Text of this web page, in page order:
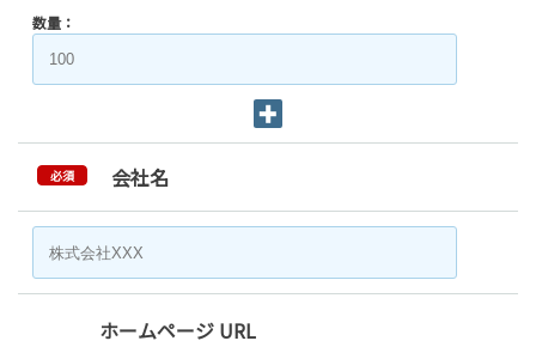
数量：
必須 会社名
ホームページ URL